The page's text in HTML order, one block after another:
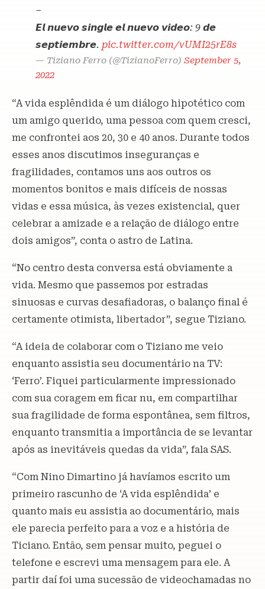
–
𝙀𝙡 𝙣𝙪𝙚𝙫𝙤 𝙨𝙞𝙣𝙜𝙡𝙚 𝙚𝙡 𝙣𝙪𝙚𝙫𝙤 𝙫𝙞𝙙𝙚𝙤: 9 𝙙𝙚
𝙨𝙚𝙥𝙩𝙞𝙚𝙢𝙗𝙧𝙚. pic.twitter.com/vUMI25rE8s
— Tiziano Ferro (@TizianoFerro) September 5,
2022
“A vida esplêndida é um diálogo hipotético com
um amigo querido, uma pessoa com quem cresci,
me confrontei aos 20, 30 e 40 anos. Durante todos
esses anos discutimos inseguranças e
fragilidades, contamos uns aos outros os
momentos bonitos e mais difíceis de nossas
vidas e essa música, às vezes existencial, quer
celebrar a amizade e a relação de diálogo entre
dois amigos”, conta o astro de Latina.
“No centro desta conversa está obviamente a
vida. Mesmo que passemos por estradas
sinuosas e curvas desafiadoras, o balanço final é
certamente otimista, libertador”, segue Tiziano.
“A ideia de colaborar com o Tiziano me veio
enquanto assistia seu documentário na TV:
‘Ferro’. Fiquei particularmente impressionado
com sua coragem em ficar nu, em compartilhar
sua fragilidade de forma espontânea, sem filtros,
enquanto transmitia a importância de se levantar
após as inevitáveis ​​quedas da vida”, fala SAS.
“Com Nino Dimartino já havíamos escrito um
primeiro rascunho de ‘A vida esplêndida’ e
quanto mais eu assistia ao documentário, mais
ele parecia perfeito para a voz e a história de
Ticiano. Então, sem pensar muito, peguei o
telefone e escrevi uma mensagem para ele. A
partir daí foi uma sucessão de videochamadas no